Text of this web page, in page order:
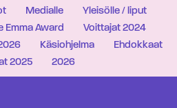
Medialle
Yleisölle / liput
Emma Award
Voittajat 2024
Käsiohjelma
Ehdokkaat
2025
2026